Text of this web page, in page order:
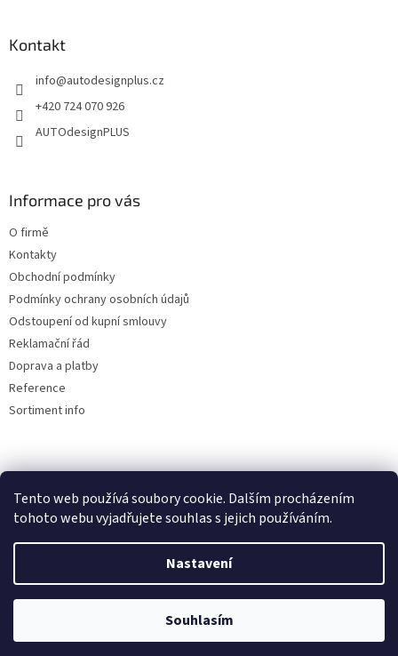
Tento web používá soubory cookie. Dalším procházením
tohoto webu vyjadřujete souhlas s jejich používáním.
Nastavení
Souhlasím
Kontakt
info@autodesignplus.cz
+420 724 070 926
AUTOdesignPLUS
Informace pro vás
O firmě
Kontakty
Obchodní podmínky
Podmínky ochrany osobních údajů
Odstoupení od kupní smlouvy
Reklamační řád
Doprava a platby
Reference
Sortiment info
Vytvořil Shoptet
AUTOdesignPLUS. Všechna práva vyhrazena.